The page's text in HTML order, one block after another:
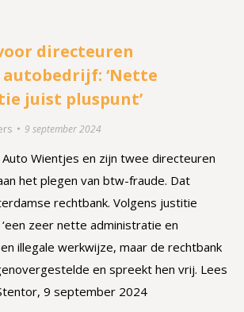
directeu­ren
‘Nette
juist pluspunt’
9 september 2024
Wientjes en zijn twee directeuren
het plegen van btw-fraude. Dat
rechtbank. Volgens justitie
zeer nette administratie en
illegale werkwijze, maar de rechtbank
en spreekt hen vrij. Lees
9 september 2024